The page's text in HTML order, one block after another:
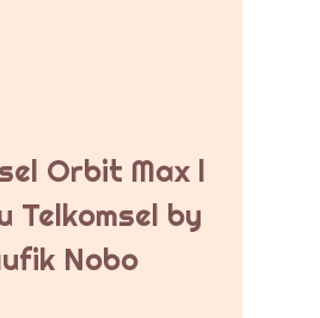
Orbit Max l
Telkomsel by
Nobo